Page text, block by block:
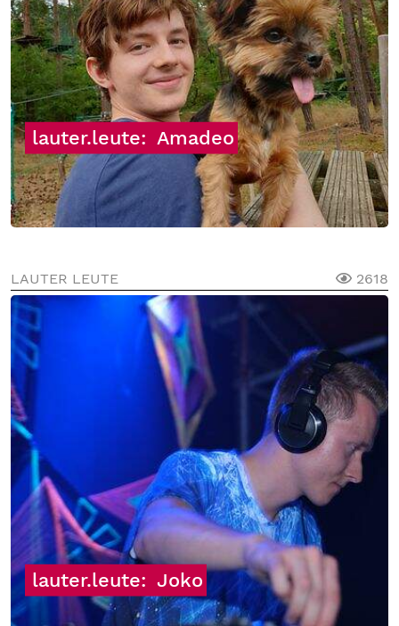
lauter.leute: Amadeo
LAUTER LEUTE 2618
lauter.leute: Joko